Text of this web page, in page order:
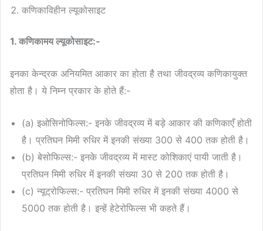
कणिकाविहीन ल्यूकोसाइट
1. कणिकामय ल्यूकोसाइट:-
इनका केन्द्रक अनियमित आकार का होता है तथा जीवद्रव्य कणिकायुक्त
होता है। ये निम्न प्रकार के होते हैं:-
(a) इओसिनोफिल्स:- इनके जीवद्रव्य में बड़े आकार की कणिकाएँ होती
है। प्रतिघन मिमी रुधिर में इनकी संख्या 300 से 400 तक होती है।
(b) बेसोफिल्स:- इनके जीवद्रव्य में मास्ट कोशिकाएं पायी जाती है।
प्रतिघन मिमी रुधिर में इनकी संख्या 30 से 200 तक होती है।
(c) न्यूट्रोफिल्स:- प्रतिघन मिमी रुधिर में इनकी संख्या 4000 से
5000 तक होती है। इन्हें हेटेरोफिल्स भी कहते हैं।